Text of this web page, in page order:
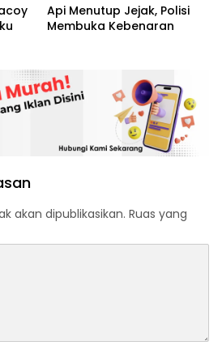
Api Menutup Jejak, Polisi
Membuka Kebenaran
akan dipublikasikan. Ruas yang